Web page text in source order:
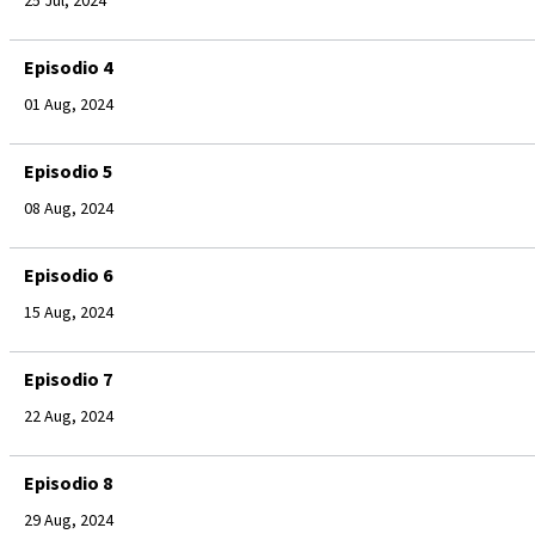
Episodio 4
01 Aug, 2024
Episodio 5
08 Aug, 2024
Episodio 6
15 Aug, 2024
Episodio 7
22 Aug, 2024
Episodio 8
29 Aug, 2024